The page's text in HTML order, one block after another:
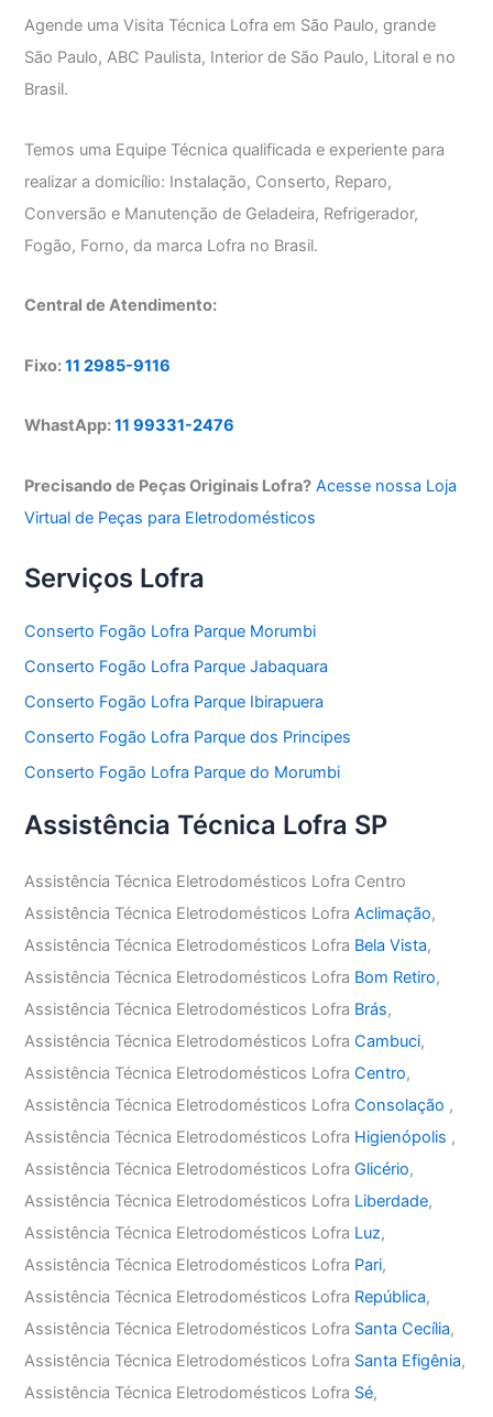
Agende uma Visita Técnica Lofra em São Paulo, grande
São Paulo, ABC Paulista, Interior de São Paulo, Litoral e no
Brasil.
Temos uma Equipe Técnica qualificada e experiente para
realizar a domicílio: Instalação, Conserto, Reparo,
Conversão e Manutenção de Geladeira, Refrigerador,
Fogão, Forno, da marca Lofra no Brasil.
Central de Atendimento:
Fixo:11 2985-9116
WhastApp:11 99331-2476
Precisando de Peças Originais Lofra? Acesse nossa Loja
Virtual de Peças para Eletrodomésticos
Serviços Lofra
Conserto Fogão Lofra Parque Morumbi
Conserto Fogão Lofra Parque Jabaquara
Conserto Fogão Lofra Parque Ibirapuera
Conserto Fogão Lofra Parque dos Principes
Conserto Fogão Lofra Parque do Morumbi
Assistência Técnica Lofra SP
Assistência Técnica Eletrodomésticos Lofra Centro
Assistência Técnica Eletrodomésticos LofraAclimação,
Assistência Técnica Eletrodomésticos Lofra Bela Vista,
Assistência Técnica Eletrodomésticos Lofra Bom Retiro,
Assistência Técnica Eletrodomésticos Lofra Brás,
Assistência Técnica Eletrodomésticos LofraCambuci,
Assistência Técnica Eletrodomésticos LofraCentro,
Assistência Técnica Eletrodomésticos LofraConsolação ,
Assistência Técnica Eletrodomésticos Lofra Higienópolis ,
Assistência Técnica Eletrodomésticos LofraGlicério,
Assistência Técnica Eletrodomésticos Lofra Liberdade,
Assistência Técnica Eletrodomésticos Lofra Luz,
Assistência Técnica Eletrodomésticos Lofra Pari,
Assistência Técnica Eletrodomésticos Lofra República,
Assistência Técnica Eletrodomésticos Lofra Santa Cecília,
Assistência Técnica Eletrodomésticos Lofra Santa Efigênia,
Assistência Técnica Eletrodomésticos Lofra Sé,